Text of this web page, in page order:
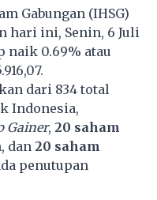
Gabungan (IHSG)
hari ini, Senin, 6 Juli
naik 0.69% atau
dari 834 total
Indonesia,
Gainer, 20 saham
dan 20 saham
penutupan